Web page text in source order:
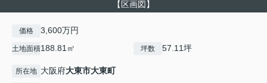
【区画図】
価格 3,600万円
土地面積188.81㎡ 坪数 57.11坪
所在地 大阪府大東市大東町